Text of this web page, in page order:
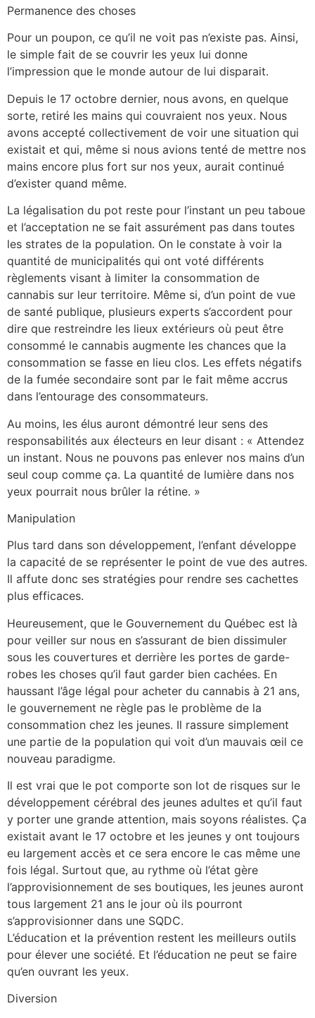
Permanence des choses
Pour un poupon, ce qu’il ne voit pas n’existe pas. Ainsi,
le simple fait de se couvrir les yeux lui donne
l’impression que le monde autour de lui disparait.
Depuis le 17 octobre dernier, nous avons, en quelque
sorte, retiré les mains qui couvraient nos yeux. Nous
avons accepté collectivement de voir une situation qui
existait et qui, même si nous avions tenté de mettre nos
mains encore plus fort sur nos yeux, aurait continué
d’exister quand même.
La légalisation du pot reste pour l’instant un peu taboue
et l’acceptation ne se fait assurément pas dans toutes
les strates de la population. On le constate à voir la
quantité de municipalités qui ont voté différents
règlements visant à limiter la consommation de
cannabis sur leur territoire. Même si, d’un point de vue
de santé publique, plusieurs experts s’accordent pour
dire que restreindre les lieux extérieurs où peut être
consommé le cannabis augmente les chances que la
consommation se fasse en lieu clos. Les effets négatifs
de la fumée secondaire sont par le fait même accrus
dans l’entourage des consommateurs.
Au moins, les élus auront démontré leur sens des
responsabilités aux électeurs en leur disant : « Attendez
un instant. Nous ne pouvons pas enlever nos mains d’un
seul coup comme ça. La quantité de lumière dans nos
yeux pourrait nous brûler la rétine. »
Manipulation
Plus tard dans son développement, l’enfant développe
la capacité de se représenter le point de vue des autres.
Il affute donc ses stratégies pour rendre ses cachettes
plus efficaces.
Heureusement, que le Gouvernement du Québec est là
pour veiller sur nous en s’assurant de bien dissimuler
sous les couvertures et derrière les portes de garde-
robes les choses qu’il faut garder bien cachées. En
haussant l’âge légal pour acheter du cannabis à 21 ans,
le gouvernement ne règle pas le problème de la
consommation chez les jeunes. Il rassure simplement
une partie de la population qui voit d’un mauvais œil ce
nouveau paradigme.
Il est vrai que le pot comporte son lot de risques sur le
développement cérébral des jeunes adultes et qu’il faut
y porter une grande attention, mais soyons réalistes. Ça
existait avant le 17 octobre et les jeunes y ont toujours
eu largement accès et ce sera encore le cas même une
fois légal. Surtout que, au rythme où l’état gère
l’approvisionnement de ses boutiques, les jeunes auront
tous largement 21 ans le jour où ils pourront
s’approvisionner dans une SQDC.
L’éducation et la prévention restent les meilleurs outils
pour élever une société. Et l’éducation ne peut se faire
qu’en ouvrant les yeux.
Diversion